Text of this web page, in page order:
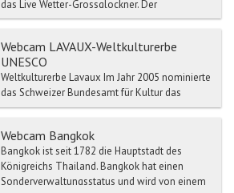
das Live Wetter-Grossglockner. Der
Großglockne...
Webcam LAVAUX-Weltkulturerbe
UNESCO
Weltkulturerbe Lavaux Im Jahr 2005 nominierte
das Schweizer Bundesamt für Kultur das
Lavaux als UNESCO-Welterbe. Das
Webcam Bangkok
Bangkok ist seit 1782 die Hauptstadt des
Königreichs Thailand. Bangkok hat einen
Sonderverwaltungsstatus und wird von einem